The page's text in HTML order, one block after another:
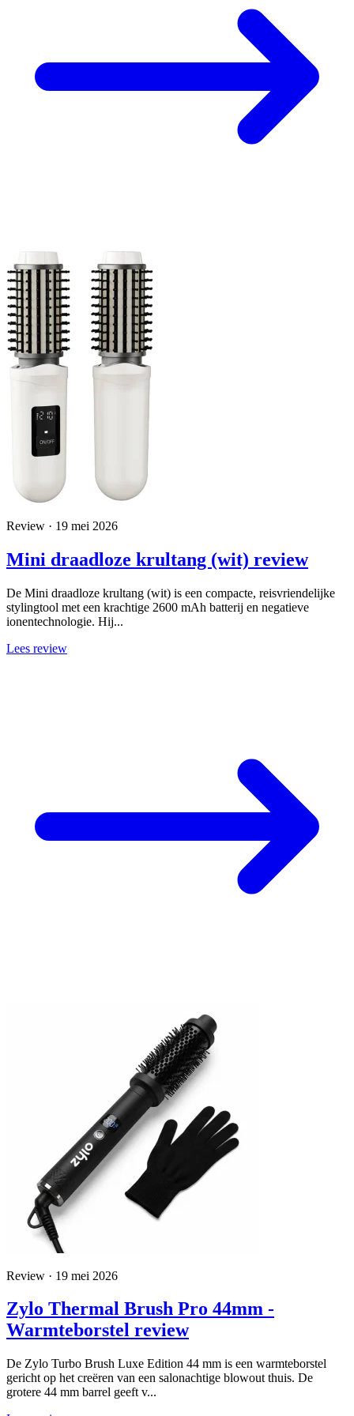
Review · 19 mei 2026
Mini draadloze krultang (wit) review
De Mini draadloze krultang (wit) is een compacte, reisvriendelijke
stylingtool met een krachtige 2600 mAh batterij en negatieve
ionentechnologie. Hij...
Lees review
Review · 19 mei 2026
Zylo Thermal Brush Pro 44mm -
Warmteborstel review
De Zylo Turbo Brush Luxe Edition 44 mm is een warmteborstel
gericht op het creëren van een salonachtige blowout thuis. De
grotere 44 mm barrel geeft v...